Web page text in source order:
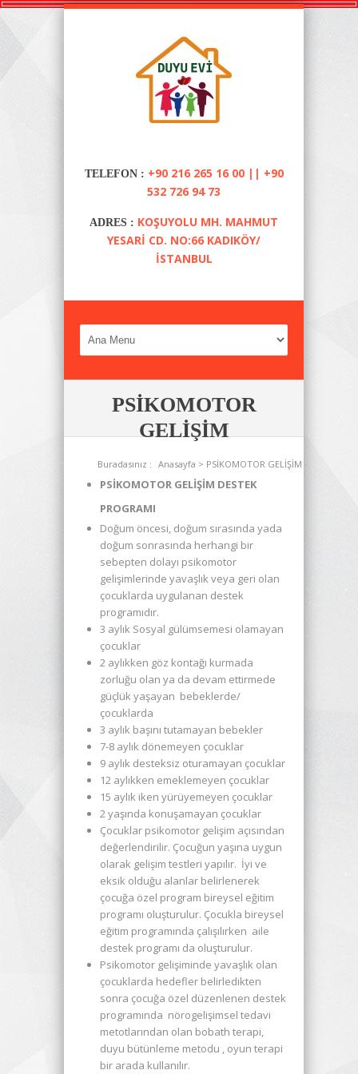
TELEFON : +90 216 265 16 00 || +90
532 726 94 73
ADRES : KOŞUYOLU MH. MAHMUT
YESARI CD. NO:66 KADIKÖY/
İSTANBUL
PSİKOMOTOR
GELİŞİM
Buradasınız : Anasayfa > PSİKOMOTOR GELİŞİM
PSİKOMOTOR GELİŞİM DESTEK
PROGRAMI
Doğum öncesi, doğum sırasında yada
doğum sonrasında herhangi bir
sebepten dolayı psikomotor
gelişimlerinde yavaşlık veya geri olan
çocuklarda uygulanan destek
programıdır.
3 aylık Sosyal gülümsemesi olamayan
çocuklar
2 aylıkken göz kontağı kurmada
zorluğu olan ya da devam ettirmede
güçlük yaşayan bebeklerde/
çocuklarda
3 aylık başını tutamayan bebekler
7-8 aylık dönemeyen çocuklar
9 aylık desteksiz oturamayan çocuklar
12 aylıkken emeklemeyen çocuklar
15 aylık iken yürüyemeyen çocuklar
2 yaşında konuşamayan çocuklar
Çocuklar psikomotor gelişim açısından
değerlendirilir. Çocuğun yaşına uygun
olarak gelişim testleri yapılır. İyi ve
eksik olduğu alanlar belirlenerek
çocuğa özel program bireysel eğitim
programı oluşturulur. Çocukla bireysel
eğitim programında çalışılırken aile
destek programı da oluşturulur.
Psikomotor gelişiminde yavaşlık olan
çocuklarda hedefler belirledikten
sonra çocuğa özel düzenlenen destek
programında nörogelişimsel tedavi
metotlarından olan bobath terapi,
duyu bütünleme metodu , oyun terapi
bir arada kullanılır.